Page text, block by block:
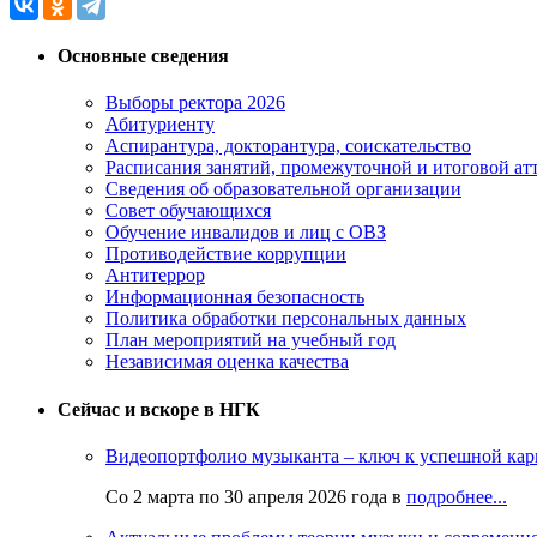
Основные сведения
Выборы ректора 2026
Абитуриенту
Аспирантура, докторантура, соискательство
Расписания занятий, промежуточной и итоговой
Сведения об образовательной организации
Совет обучающихся
Обучение инвалидов и лиц с ОВЗ
Противодействие коррупции
Антитеррор
Информационная безопасность
Политика обработки персональных данных
План мероприятий на учебный год
Независимая оценка качества
Сейчас и вскоре в НГК
Видеопортфолио музыканта – ключ к успешной
Со 2 марта по 30 апреля 2026 года в подробнее...